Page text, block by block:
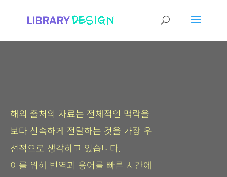
해외 출처의 자료는 전체적인 맥락을
보다 신속하게 전달하는 것을 가장 우
선적으로 생각하고 있습니다.
이를 위해 번역과 용어를 빠른 시간에